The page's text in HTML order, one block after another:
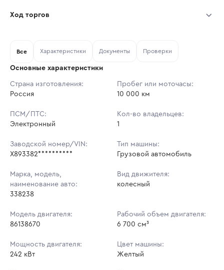
Тип аукциона: Открытые торги
Шаг торгов: 5 000 ₽
Кол-во ставок:
Ход торгов
Ставок не найдено
в аукционах
Все Характеристики Документы Проверки
Основные характеристики
Страна изготовления:
Россия
Пробег или моточасы:
10 000 км
ПСМ/ПТС:
Электронный
Кол-во владельцев:
1
Заводской номер/VIN:
X893382**********
Тип машины:
Грузовой автомобиль
Марка, модель,
наименование авто:
338238
Вид движителя:
колесный
Модель двигателя:
86138670
Рабочий объем двигателя:
6 700 см³
Мощность двигателя:
242 кВт
Цвет машины:
Желтый